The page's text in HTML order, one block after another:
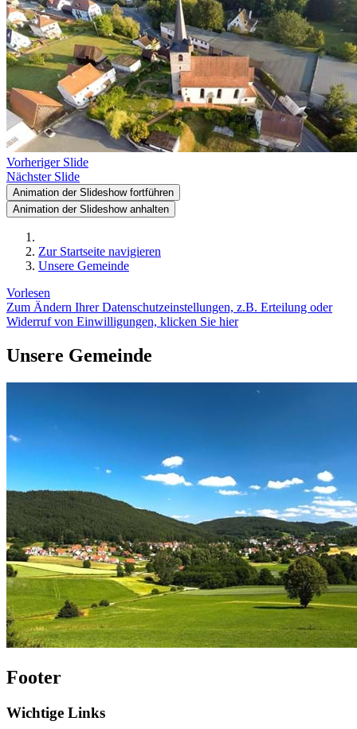
Vorheriger Slide
Nächster Slide
Animation der Slideshow fortführen
Animation der Slideshow anhalten
Zur Startseite navigieren
Unsere Gemeinde
Vorlesen
Zum Ändern Ihrer Datenschutzeinstellungen, z.B. Erteilung oder
Widerruf von Einwilligungen, klicken Sie hier
Unsere Gemeinde
Footer
Wichtige Links